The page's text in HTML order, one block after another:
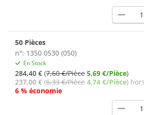
remove
50 Pièces
n°: 1350 0530 (050)
En Stock
284,40 € (7,60 €/Pièce 5,69 €/Pièce)
237,00 € (6,33 €/Pièce 4,74 €/Pièce)
6 % économie
remove